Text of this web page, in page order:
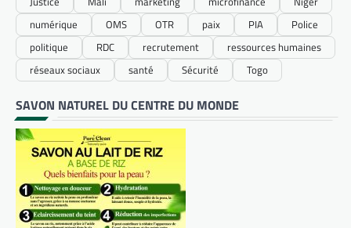
numérique
OMS OTR paix PIA
Police
politique
RDC recrutement
ressources humaines
réseaux sociaux
santé Sécurité Togo
SAVON NATUREL DU CENTRE DU MONDE